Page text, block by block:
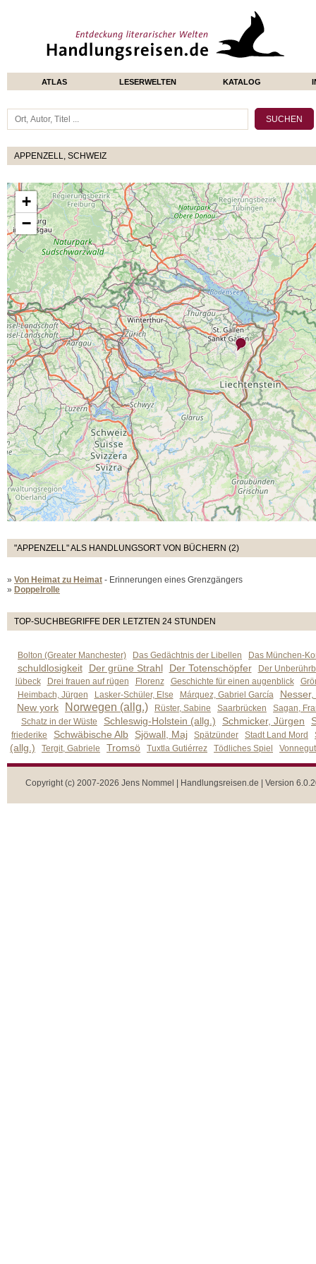
ATLAS LESERWELTEN KATALOG
APPENZELL, SCHWEIZ
+
−
"APPENZELL" ALS HANDLUNGSORT VON BÜCHERN (2)
» Von Heimat zu Heimat - Erinnerungen eines Grenzgängers
» Doppelrolle
TOP-SUCHBEGRIFFE DER LETZTEN 24 STUNDEN
Bolton (Greater Manchester) Das Gedächtnis der Libellen Das München-
schuldlosigkeit Der grüne Strahl Der Totenschöpfer
Der
lübeck
Drei frauen auf rügen Florenz Geschichte für einen augenblick
Heimbach, Jürgen
Lasker-Schüler, Else Márquez, Gabriel García
New york
Norwegen (allg.) Rüster, Sabine Saarbrücken
Sagan,
Schatz in der Wüste
Schleswig-Holstein (allg.) Schmicker, Jürgen
friederike Schwäbische Alb Sjöwall, Maj Spätzünder Stadt Land Mord
(allg.) Tergit, Gabriele Tromsö Tuxtla Gutiérrez Tödliches Spiel
Copyright (c) 2007-2026 Jens Nommel | Handlungsreisen.de | Version